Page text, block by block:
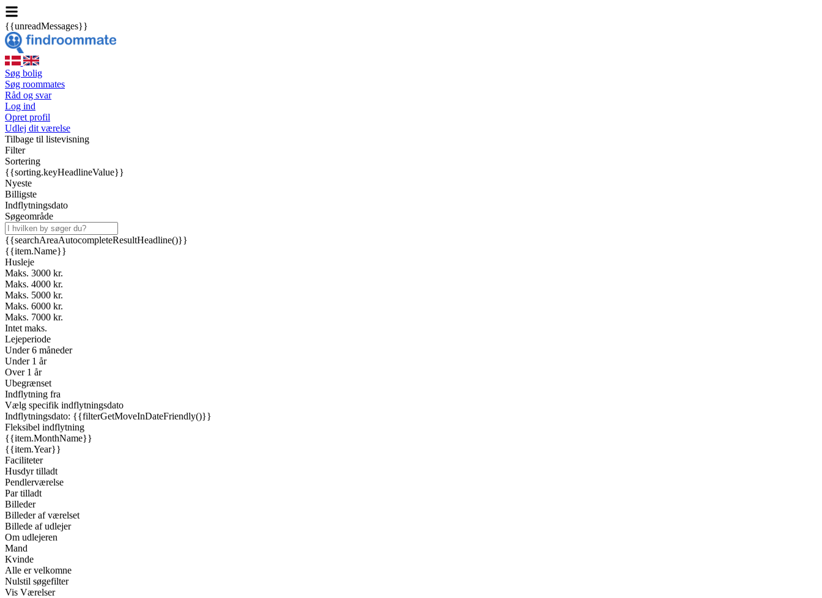
{{unreadMessages}}
Søg bolig
Søg roommates
Råd og svar
Log ind
Opret profil
Udlej dit værelse
Tilbage til listevisning
Filter
Sortering
{{sorting.keyHeadlineValue}}
Nyeste
Billigste
Indflytningsdato
Søgeområde
{{searchAreaAutocompleteResultHeadline()}}
{{item.Name}}
Husleje
Maks. 3000 kr.
Maks. 4000 kr.
Maks. 5000 kr.
Maks. 6000 kr.
Maks. 7000 kr.
Intet maks.
Lejeperiode
Under 6 måneder
Under 1 år
Over 1 år
Ubegrænset
Indflytning fra
Vælg specifik indflytningsdato
Indflytningsdato: {{filterGetMoveInDateFriendly()}}
Fleksibel indflytning
{{item.MonthName}}
{{item.Year}}
Faciliteter
Husdyr tilladt
Pendlerværelse
Par tilladt
Billeder
Billeder af værelset
Billede af udlejer
Om udlejeren
Mand
Kvinde
Alle er velkomne
Nulstil søgefilter
Vis Værelser